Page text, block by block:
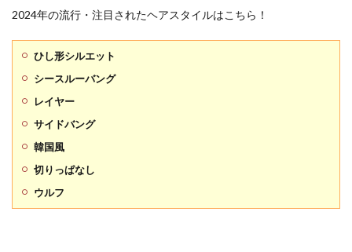
2024年の流行・注目されたヘアスタイルはこちら！
ひし形シルエット
シースルーバング
レイヤー
サイドバング
韓国風
切りっぱなし
ウルフ